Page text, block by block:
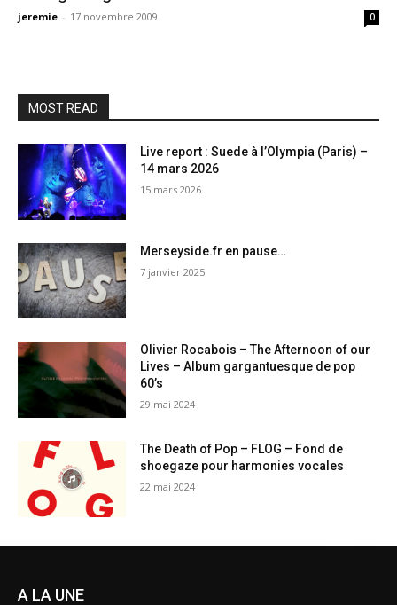
jeremie - 17 novembre 2009 0
MOST READ
Live report : Suede à l’Olympia (Paris) –
14 mars 2026
15 mars 2026
Merseyside.fr en pause…
7 janvier 2025
Olivier Rocabois – The Afternoon of our
Lives – Album gargantuesque de pop
60’s
29 mai 2024
The Death of Pop – FLOG – Fond de
shoegaze pour harmonies vocales
22 mai 2024
A LA UNE